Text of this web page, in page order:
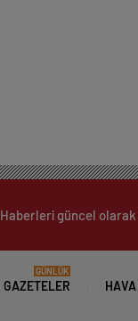
Haberleri güncel
GAZETELER
GÜNLÜK